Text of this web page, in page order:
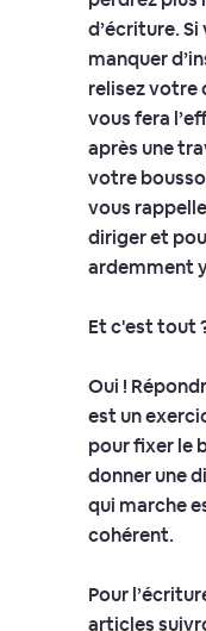
d’écriture.
manquer
relisez votre
vous fera
après une
votre
vous
diriger et
ardemment
Et c'est tout
Oui !
est un
pour fixer le
donner une
qui marche
cohérent.
Pour
articles